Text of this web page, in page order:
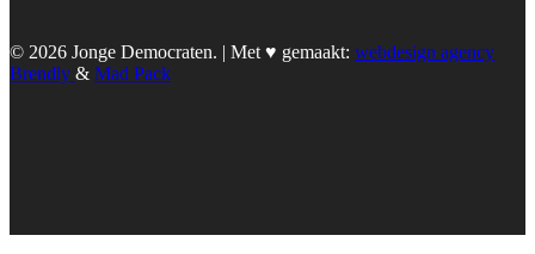
© 2026 Jonge Democraten. | Met ♥︎ gemaakt: webdesign agency
Brendly & Mad Pack